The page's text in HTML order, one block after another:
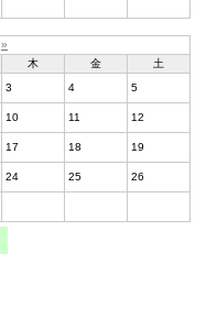
»
木 金
土
3 4 5
10 11 12
17 18 19
24 25 26